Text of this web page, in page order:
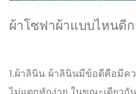
ผ้าโซฟาผ้าแบบไหนดี
1.ผ้าลินิน ผ้าลินินมีข้อดีคือมีค